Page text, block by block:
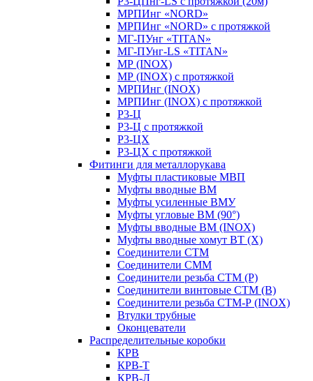
МРПИнг «NORD»
МРПИнг «NORD» с протяжкой
МГ-ПУнг «TITAN»
МГ-ПУнг-LS «TITAN»
МР (INOX)
МР (INOX) с протяжкой
МРПИнг (INOX)
МРПИнг (INOX) с протяжкой
Р3-Ц
Р3-Ц с протяжкой
Р3-ЦХ
Р3-ЦХ с протяжкой
Фитинги для металлорукава
Муфты пластиковые МВП
Муфты вводные ВМ
Муфты усиленные ВМУ
Муфты угловые ВМ (90°)
Муфты вводные ВМ (INOX)
Муфты вводные хомут ВТ (Х)
Соединители СТМ
Соединители СММ
Соединители резьба СТМ (Р)
Соединители винтовые СТМ (В)
Соединители резьба СТМ-Р (INOX)
Втулки трубные
Оконцеватели
Распределительные коробки
КРВ
КРВ-Т
КРВ-Л